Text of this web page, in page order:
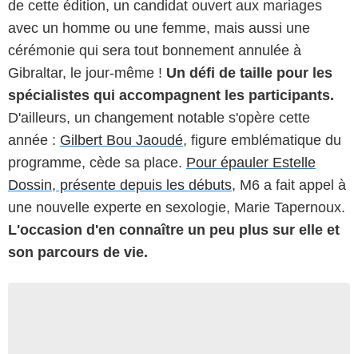
de cette édition, un candidat ouvert aux mariages
avec un homme ou une femme, mais aussi une
cérémonie qui sera tout bonnement annulée à
Gibraltar, le jour-même ! Un défi de taille pour les
spécialistes qui accompagnent les participants.
D'ailleurs, un changement notable s'opère cette
année : Gilbert Bou Jaoudé, figure emblématique du
programme, cède sa place. Pour épauler Estelle
Dossin, présente depuis les débuts, M6 a fait appel à
une nouvelle experte en sexologie, Marie Tapernoux.
L'occasion d'en connaître un peu plus sur elle et
son parcours de vie.